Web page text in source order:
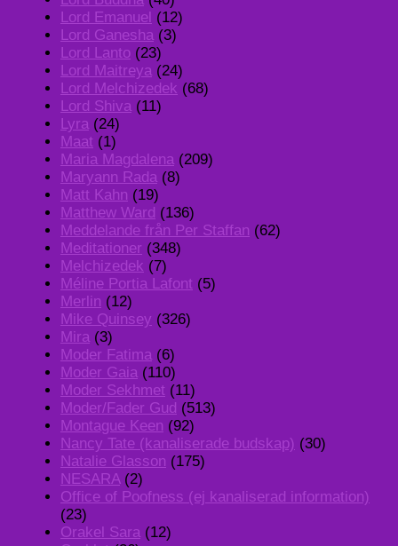
Lord Emanuel (12)
Lord Ganesha (3)
Lord Lanto (23)
Lord Maitreya (24)
Lord Melchizedek (68)
Lord Shiva (11)
Lyra (24)
Maat (1)
Maria Magdalena (209)
Maryann Rada (8)
Matt Kahn (19)
Matthew Ward (136)
Meddelande från Per Staffan (62)
Meditationer (348)
Melchizedek (7)
Méline Portia Lafont (5)
Merlin (12)
Mike Quinsey (326)
Mira (3)
Moder Fatima (6)
Moder Gaia (110)
Moder Sekhmet (11)
Moder/Fader Gud (513)
Montague Keen (92)
Nancy Tate (kanaliserade budskap) (30)
Natalie Glasson (175)
NESARA(2)
Office of Poofness (ej kanaliserad information)
(23)
Orakel Sara (12)